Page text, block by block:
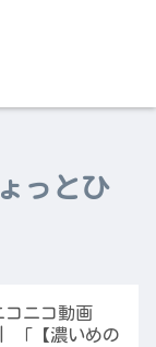
っとひ
コニコ動画
「【濃いめの